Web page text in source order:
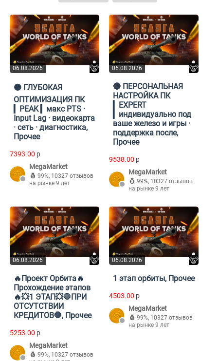
06.08.2026
🟠 ГЛУБОКАЯ
ОПТИМИЗАЦИЯ ПК
▎PEAK ▎макс PTS ·
Input Lag · видеокарта
· сеть · диагностика,
Прочее
7393.00 p
MegaMarket
99%, 10327 отзывов
на рынке 9 лет
06.08.2026
🔴 ПЕРСОНАЛЬНАЯ
НАСТРОЙКА ПК
▎EXPERT
▎индивидуально под
ваше железо и игры ·
поддержка после,
Прочее
9538.00 p
MegaMarket
99%, 10327 отзывов
на рынке 9 лет
06.08.2026
🔥Проект Орбита🔥
Прохождение этапов
🔥💥1 ЭТАП💥🛑ПРИ
ОТСУТСТВИИ
КРЕДИТОВ🛑, Прочее
5253.00 p
MegaMarket
99%, 10327 отзывов
06.08.2026
1 этап орбиты, Прочее
4503.00 p
MegaMarket
99%, 10327 отзывов
на рынке 9 лет